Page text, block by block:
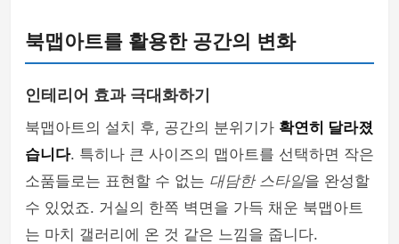
북맵아트를 활용한 공간의 변화
인테리어 효과 극대화하기
북맵아트의 설치 후, 공간의 분위기가 확연히 달라졌
습니다. 특히나 큰 사이즈의 맵아트를 선택하면 작은
소품들로는 표현할 수 없는 대담한 스타일을 완성할
수 있었죠. 거실의 한쪽 벽면을 가득 채운 북맵아트
는 마치 갤러리에 온 것 같은 느낌을 줍니다.